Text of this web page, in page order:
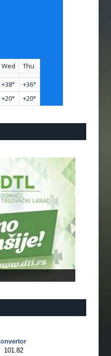
Wed Thu
+38° +36°
+20° +20°